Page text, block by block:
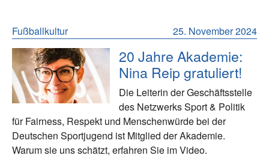
25. November 2024
Fußballkultur
20 Jahre Akademie:
Nina Reip gratuliert!
Die Leiterin der Geschäftsstelle
des Netzwerks Sport & Politik
für Fairness, Respekt und Menschenwürde bei der
Deutschen Sportjugend ist Mitglied der Akademie.
Warum sie uns schätzt, erfahren Sie im Video.